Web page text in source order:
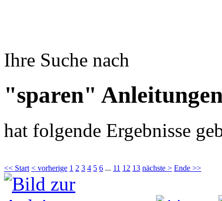
Ihre Suche nach
"sparen"
hat folgende Ergebnisse
<< Start < vorherige 1 2 3 4 5 6 ... 11 12 13 nächste > Ende >>